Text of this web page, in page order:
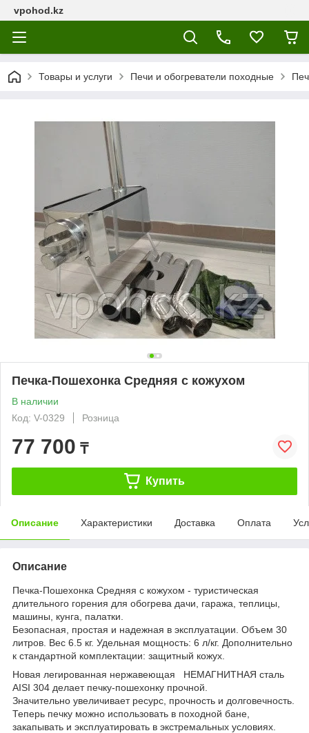
vpohod.kz
Товары и услуги Печи и обогреватели походные
Печка-Пошехонка Средняя с кожухом
В наличии
Код: V-0329
Розница
77 700 ₸
Купить
Описание Характеристики Доставка Оплата
Описание
Печка-Пошехонка Средняя с кожухом - туристическая
длительного горения для обогрева дачи, гаража, теплицы,
машины, кунга, палатки.
Безопасная, простая и надежная в эксплуатации. Объем 30
литров. Вес 6.5 кг. Удельная мощность: 6 л/кг. Дополнительно
к стандартной комплектации: защитный кожух.
Новая легированная нержавеющая НЕМАГНИТНАЯ сталь
AISI 304 делает печку-пошехонку прочной.
Значительно увеличивает ресурс, прочность и долговечность.
Теперь печку можно использовать в походной бане,
закапывать и эксплуатировать в экстремальных условиях.